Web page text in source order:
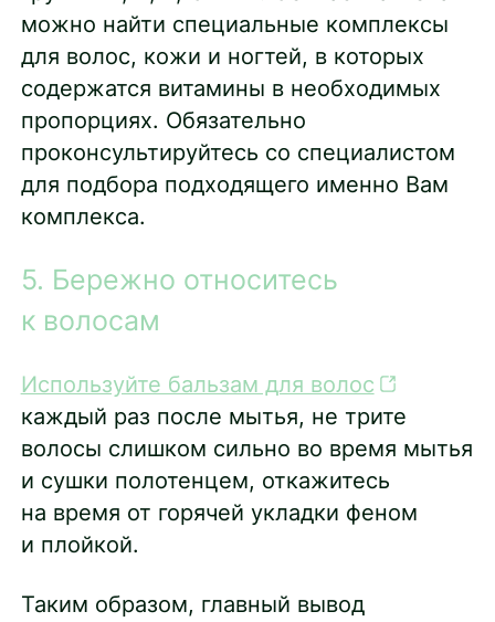
можно найти специальные комплексы
для волос, кожи и ногтей, в которых
содержатся витамины в необходимых
пропорциях. Обязательно
проконсультируйтесь со специалистом
для подбора подходящего именно Вам
комплекса.
5. Бережно относитесь
к волосам
Используйте бальзам для волос
каждый раз после мытья, не трите
волосы слишком сильно во время мытья
и сушки полотенцем, откажитесь
на время от горячей укладки феном
и плойкой.
Таким образом, главный вывод